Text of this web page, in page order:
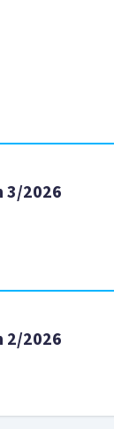
3/2026
2/2026